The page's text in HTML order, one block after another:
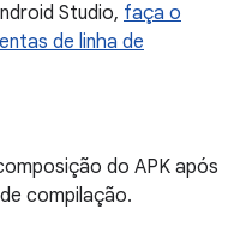
Studio, faça o
de linha de
do APK após
compilação.